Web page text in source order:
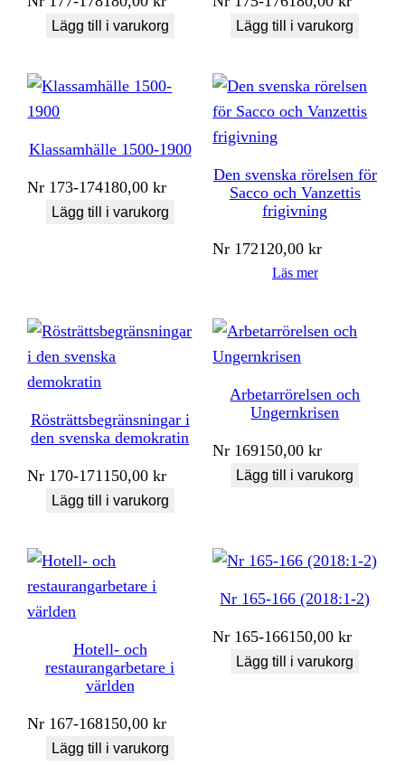
Lägg till i varukorg Lägg till i varukorg
Klassamhälle 1500-1900
Nr 173-174180,00kr
Lägg till i varukorg
Den svenska rörelsen för
Sacco och Vanzettis
frigivning
Nr 172120,00kr
Läs mer
Rösträttsbegränsningar i
den svenska demokratin
Nr 170-171150,00kr
Lägg till i varukorg
Arbetarrörelsen och
Ungernkrisen
Nr 169150,00kr
Lägg till i varukorg
Hotell- och
restaurangarbetare i
världen
Nr 167-168150,00kr
Lägg till i varukorg
Nr 165-166 (2018:1-2)
Nr 165-166150,00kr
Lägg till i varukorg